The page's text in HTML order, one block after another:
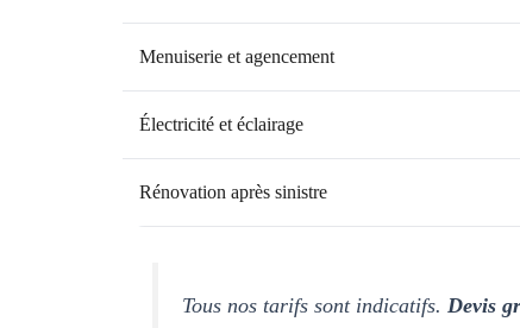
Menuiserie et agencement
Électricité et éclairage
Rénovation après sinistre
Tous nos tarifs sont indicatifs. Devis